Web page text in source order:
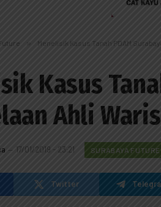
» Menelisik Kasus Tanah PDAM
Kasus
Ahli Waris
17/01/2019 - 23:21 SURABAYA FUTURE
Twitter